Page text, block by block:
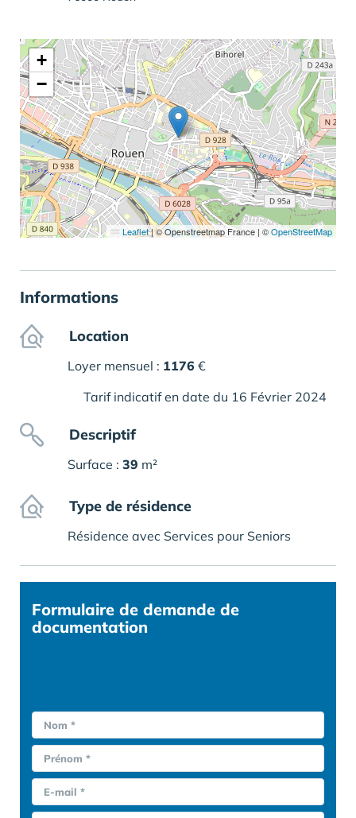
+
−
Leaflet|© Openstreetmap France | ©OpenStreetMap
Informations
Location
Loyer mensuel : 1176 €
Tarif indicatif en date du 16 Février 2024
Descriptif
Surface : 39 m²
Type de résidence
Résidence avec Services pour Seniors
Formulaire de demande de
documentation
Nom *
Prénom *
E-mail *